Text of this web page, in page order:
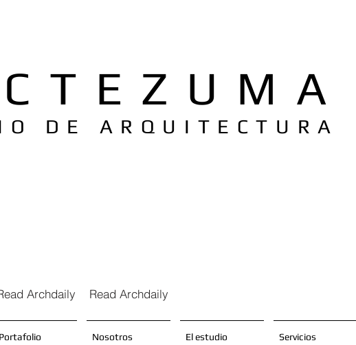
DE ARQUITECTURA
Archdaily Read Archdaily
Portafolio Nosotros El estudio Servicios